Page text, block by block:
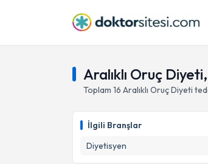
Aralıklı Oruç
Toplam 16 Aralıklı Oruç Diyeti
İlgili Branşlar
Diyetisyen